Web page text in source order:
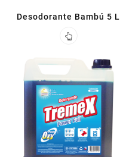
Desodorante Bambú 5 L